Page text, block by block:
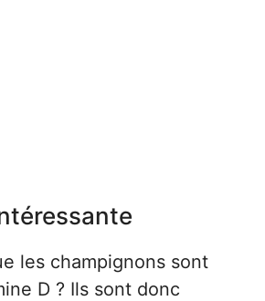
les champignons sont
D ? Ils sont donc